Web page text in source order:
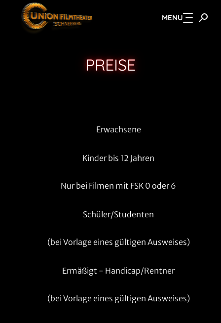
Zum Hauptinhalt springen MENU
PREISE
Erwachsene
Kinder bis 12 Jahren
Nur bei Filmen mit FSK 0 oder 6
Schüler/Studenten
(bei Vorlage eines gültigen Ausweises)
Ermäßigt - Handicap/Rentner
(bei Vorlage eines gültigen Ausweises)